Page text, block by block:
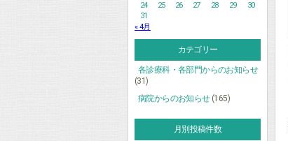
24
25 26 27 28 29
30
31
« 4月
カテゴリー
各診療科・各部門からのお知らせ
(31)
病院からのお知らせ(165)
月別投稿件数